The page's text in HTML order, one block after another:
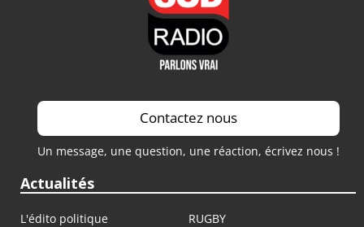
Contactez nous
Un message, une question, une réaction, écrivez nous !
Actualités
L'édito politique
RUGBY